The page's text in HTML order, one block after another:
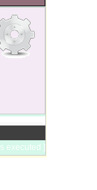
executed ]